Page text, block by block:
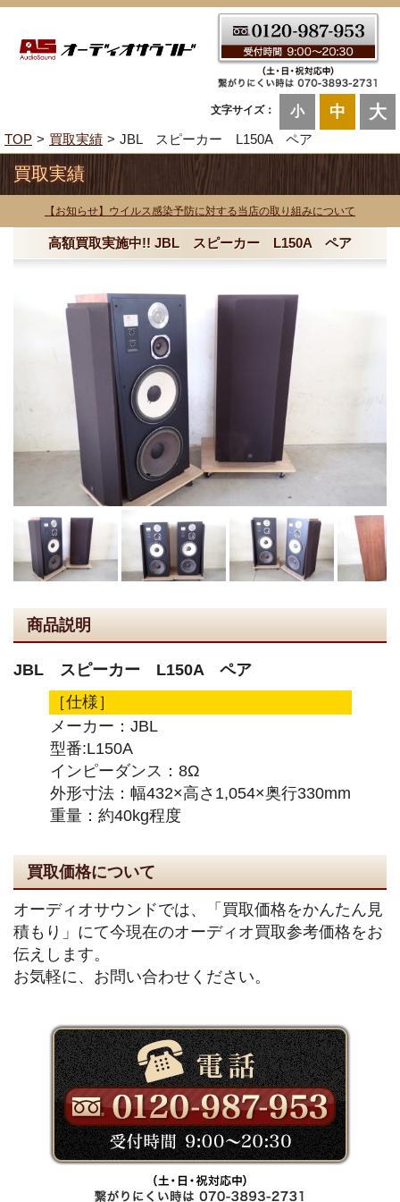
文字サイズ： 小 中 大
TOP 買取実績 JBL スピーカー L150A ペア
買取実績
【お知らせ】ウイルス感染予防に対する当店の取り組みについて
高額買取実施中!! JBL スピーカー L150A ペア
商品説明
JBL スピーカー L150A ペア
［仕様］
メーカー：JBL
型番:L150A
インピーダンス：8Ω
外形寸法：幅432×高さ1,054×奥行330mm
重量：約40kg程度
買取価格について
オーディオサウンドでは、「買取価格をかんたん見
積もり」にて今現在のオーディオ買取参考価格をお
伝えします。
お気軽に、お問い合わせください。